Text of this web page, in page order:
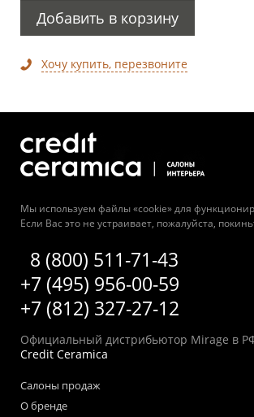
Добавить в корзину
Хочу купить, перезвоните
Мы используем файлы «cookie» для
Если Вас это не устраивает, пожалуйста,
8 (800) 511-71-43
+7 (495) 956-00-59
+7 (812) 327-27-12
Официальный дистрибьютор Mirage в
Credit Ceramica
Салоны продаж
О бренде